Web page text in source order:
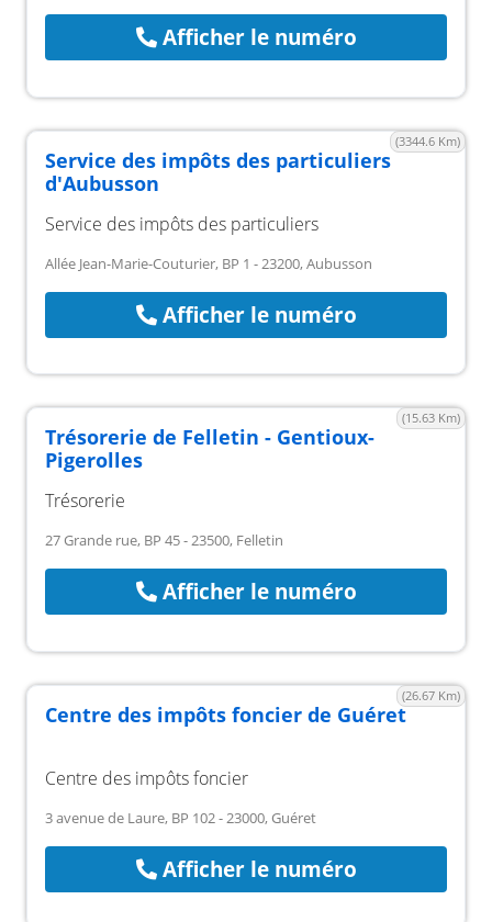
Afficher le numéro
(3344.6 Km)
Service des impôts des particuliers
d'Aubusson
Service des impôts des particuliers
Allée Jean-Marie-Couturier, BP 1 - 23200, Aubusson
Afficher le numéro
(15.63 Km)
Trésorerie de Felletin - Gentioux-
Pigerolles
Trésorerie
27 Grande rue, BP 45 - 23500, Felletin
Afficher le numéro
(26.67 Km)
Centre des impôts foncier de Guéret
Centre des impôts foncier
3 avenue de Laure, BP 102 - 23000, Guéret
Afficher le numéro